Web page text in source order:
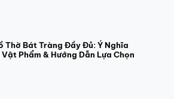
Thờ Bát Tràng Đầy Đủ: Ý Nghĩa
Phẩm & Hướng Dẫn Lựa Chọn